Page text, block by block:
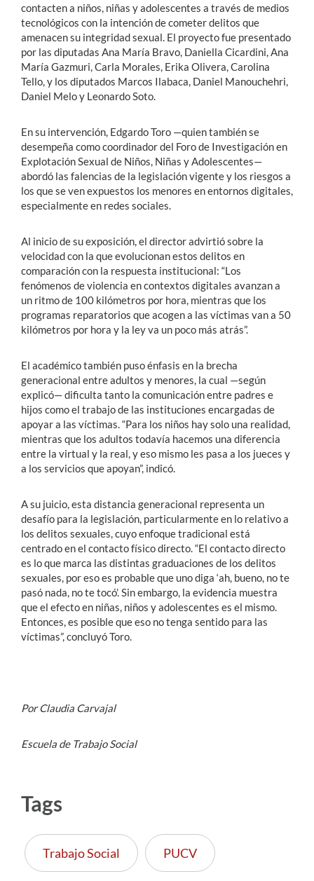
contacten a niños, niñas y adolescentes a través de medios
tecnológicos con la intención de cometer delitos que
amenacen su integridad sexual. El proyecto fue presentado
por las diputadas Ana María Bravo, Daniella Cicardini, Ana
María Gazmuri, Carla Morales, Erika Olivera, Carolina
Tello, y los diputados Marcos Ilabaca, Daniel Manouchehri,
Daniel Melo y Leonardo Soto.
En su intervención, Edgardo Toro —quien también se
desempeña como coordinador del Foro de Investigación en
Explotación Sexual de Niños, Niñas y Adolescentes—
abordó las falencias de la legislación vigente y los riesgos a
los que se ven expuestos los menores en entornos digitales,
especialmente en redes sociales.
Al inicio de su exposición, el director advirtió sobre la
velocidad con la que evolucionan estos delitos en
comparación con la respuesta institucional: “Los
fenómenos de violencia en contextos digitales avanzan a
un ritmo de 100 kilómetros por hora, mientras que los
programas reparatorios que acogen a las víctimas van a 50
kilómetros por hora y la ley va un poco más atrás”.
El académico también puso énfasis en la brecha
generacional entre adultos y menores, la cual —según
explicó— dificulta tanto la comunicación entre padres e
hijos como el trabajo de las instituciones encargadas de
apoyar a las víctimas. “Para los niños hay solo una realidad,
mientras que los adultos todavía hacemos una diferencia
entre la virtual y la real, y eso mismo les pasa a los jueces y
a los servicios que apoyan”, indicó.
A su juicio, esta distancia generacional representa un
desafío para la legislación, particularmente en lo relativo a
los delitos sexuales, cuyo enfoque tradicional está
centrado en el contacto físico directo. “El contacto directo
es lo que marca las distintas graduaciones de los delitos
sexuales, por eso es probable que uno diga ‘ah, bueno, no te
pasó nada, no te tocó’. Sin embargo, la evidencia muestra
que el efecto en niñas, niños y adolescentes es el mismo.
Entonces, es posible que eso no tenga sentido para las
víctimas”, concluyó Toro.
Por Claudia Carvajal
Escuela de Trabajo Social
Tags
Trabajo Social PUCV